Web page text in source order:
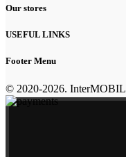
Our stores
USEFUL LINKS
Footer Menu
© 2020-2026.